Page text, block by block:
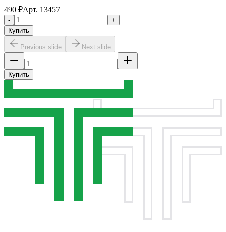
490 ₽Арт. 13457
-
+
Купить
Previous slide Next slide
Купить